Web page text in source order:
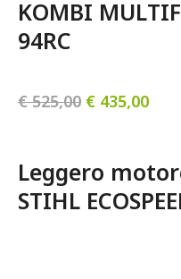
KOMBI
94RC
€525,00 € 435,00
Leggero
STIHL